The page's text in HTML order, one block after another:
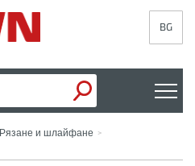
BG
Рязане и шлайфане >